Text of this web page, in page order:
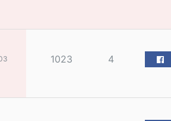
уржигдар
Орон сууц,
авто зам,
холбоотой
1023 4